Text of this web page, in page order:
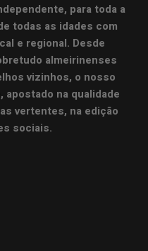
para toda a
todas as idades com
e regional. Desde
almeirinenses
vizinhos, o nosso
na qualidade
vertentes, na edição
sociais.